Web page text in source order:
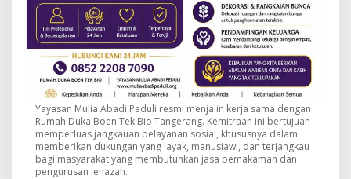
Yayasan Mulia Abadi Peduli resmi menjalin kerja sama dengan
Rumah Duka Boen Tek Bio Tangerang. Kemitraan ini bertujuan
memperluas jangkauan pelayanan sosial, khususnya dalam
memberikan dukungan yang layak, manusiawi, dan terjangkau
bagi masyarakat yang membutuhkan jasa pemakaman dan
pengurusan jenazah.